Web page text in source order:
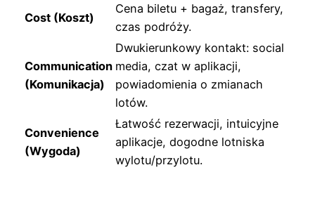
Cost (Koszt)
Cena biletu + bagaż, transfery,
czas podróży.
Communication
(Komunikacja)
Dwukierunkowy kontakt: social
media, czat w aplikacji,
powiadomienia o zmianach
lotów.
Convenience
(Wygoda)
Łatwość rezerwacji, intuicyjne
aplikacje, dogodne lotniska
wylotu/przylotu.